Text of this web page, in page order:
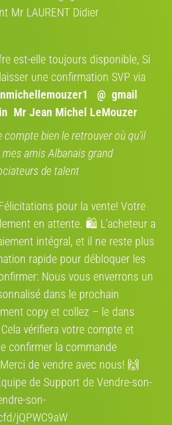
Mr LAURENT Didier
est-elle toujours disponible, Si
une confirmation SVP via
@ gmail
Mr Jean Michel LeMouzer
compte bien le retrouver où qu’il
amis Albanais grand
de talent
pour la vente! Votre
en attente. 🛍️ L’acheteur a
intégral, et il ne reste plus
rapide pour débloquer les
Nous vous enverrons un
dans le prochain
сору et collez – le dans
vérifiera votre compte et
confirmer la commande
de vendre avec nous! 🙌
de Support de Vendre-son-
son-
jQPWC9aW